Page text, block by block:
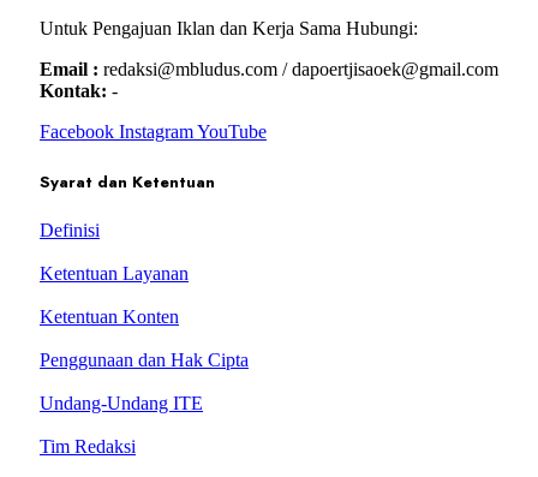
Untuk Pengajuan Iklan dan Kerja Sama Hubungi:
Email : redaksi@mbludus.com / dapoertjisaoek@gmail.com
Kontak: -
Facebook InstagramYouTube
Syarat dan Ketentuan
Definisi
Ketentuan Layanan
Ketentuan Konten
Penggunaan dan Hak Cipta
Undang-Undang ITE
Tim Redaksi